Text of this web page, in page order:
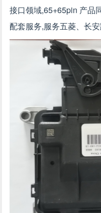
接口领域,65+65pin 产品
配套服务,服务五菱、长